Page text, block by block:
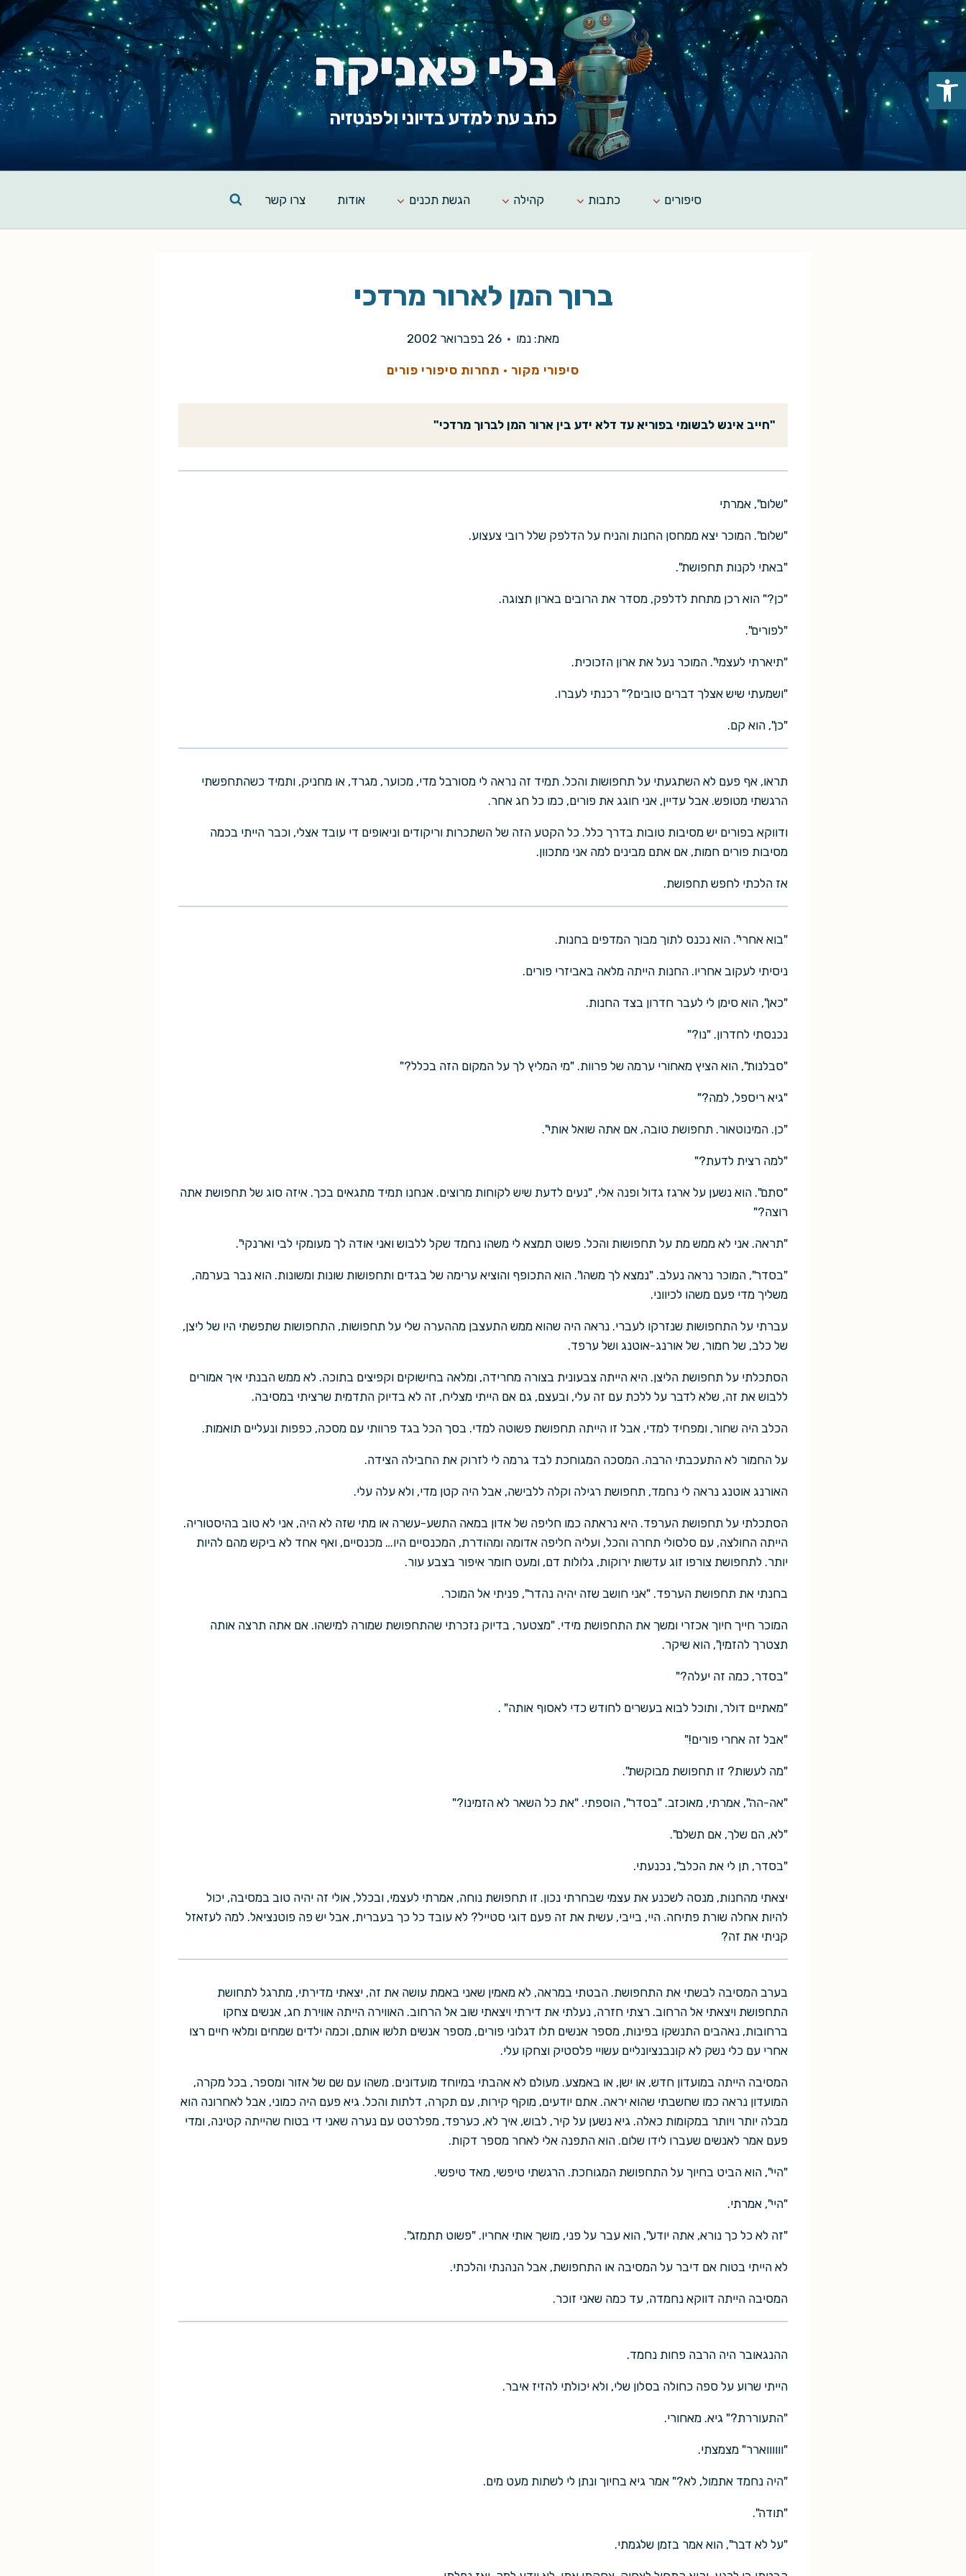
Skip
content
בלי פאניקה
כתב עת למדע בדיוני ולפנטזיה
סיפורים כתבות קהילה הגשת תכנים אודות צרו קשר
ברוך המן לארור מרדכי
מאת: נמו 26 בפברואר 2002
סיפורי מקור · תחרות סיפורי פורים
"חייב אינש לבשומי בפוריא עד דלא ידע בין ארור המן לברוך מרדכי"
"שלום", אמרתי
"שלום". המוכר יצא ממחסן החנות והניח על הדלפק שלל רובי צעצוע.
"באתי לקנות תחפושת".
"כן?" הוא רכן מתחת לדלפק, מסדר את הרובים בארון תצוגה.
"לפורים".
"תיארתי לעצמי". המוכר נעל את ארון הזכוכית.
"ושמעתי שיש אצלך דברים טובים?" רכנתי לעברו.
"כן", הוא קם.
תראו, אף פעם לא השתגעתי על תחפושות והכל. תמיד זה נראה לי מסורבל מדי, מכוער, מגרד, או מחניק, ותמיד כשהתחפשתי
הרגשתי מטופש. אבל עדיין, אני חוגג את פורים, כמו כל חג אחר.
ודווקא בפורים יש מסיבות טובות בדרך כלל. כל הקטע הזה של השתכרות וריקודים וניאופים די עובד אצלי, וכבר הייתי בכמה
מסיבות פורים חמות, אם אתם מבינים למה אני מתכוון.
אז הלכתי לחפש תחפושת.
"בוא אחרי". הוא נכנס לתוך מבוך המדפים בחנות.
ניסיתי לעקוב אחריו. החנות הייתה מלאה באביזרי פורים.
"כאן", הוא סימן לי לעבר חדרון בצד החנות.
נכנסתי לחדרון. "נו?"
"סבלנות", הוא הציץ מאחורי ערמה של פרוות. "מי המליץ לך על המקום הזה בכלל?"
"גיא ריספל, למה?"
"כן. המינוטאור. תחפושת טובה, אם אתה שואל אותי".
"למה רצית לדעת?"
"סתם". הוא נשען על ארגז גדול ופנה אלי, "נעים לדעת שיש לקוחות מרוצים. אנחנו תמיד מתגאים בכך. איזה סוג של תחפושת אתה
רוצה?"
"תראה. אני לא ממש מת על תחפושות והכל. פשוט תמצא לי משהו נחמד שקל ללבוש ואני אודה לך מעומקי לבי וארנקי".
"בסדר", המוכר נראה נעלב. "נמצא לך משהו". הוא התכופף והוציא ערימה של בגדים ותחפושות שונות ומשונות. הוא נבר בערמה,
משליך מדי פעם משהו לכיווני.
עברתי על התחפושות שנזרקו לעברי. נראה היה שהוא ממש התעצבן מההערה שלי על תחפושות, התחפושות שתפשתי היו של ליצן,
של כלב, של חמור, של אורנג-אוטנג ושל ערפד.
הסתכלתי על תחפושת הליצן. היא הייתה צבעונית בצורה מחרידה, ומלאה בחישוקים וקפיצים בתוכה. לא ממש הבנתי איך אמורים
ללבוש את זה, שלא לדבר על ללכת עם זה עלי, ובעצם, גם אם הייתי מצליח, זה לא בדיוק התדמית שרציתי במסיבה.
הכלב היה שחור, ומפחיד למדי, אבל זו הייתה תחפושת פשוטה למדי. בסך הכל בגד פרוותי עם מסכה, כפפות ונעליים תואמות.
על החמור לא התעכבתי הרבה. המסכה המגוחכת לבד גרמה לי לזרוק את החבילה הצידה.
האורנג אוטנג נראה לי נחמד, תחפושת רגילה וקלה ללבישה, אבל היה קטן מדי, ולא עלה עלי.
הסתכלתי על תחפושת הערפד. היא נראתה כמו חליפה של אדון במאה התשע-עשרה או מתי שזה לא היה, אני לא טוב בהיסטוריה.
הייתה החולצה, עם סלסולי תחרה והכל, ועליה חליפה אדומה ומהודרת, המכנסיים היו… מכנסיים, ואף אחד לא ביקש מהם להיות
יותר. לתחפושת צורפו זוג עדשות ירוקות, גלולות דם, ומעט חומר איפור בצבע עור.
בחנתי את תחפושת הערפד. "אני חושב שזה יהיה נהדר", פניתי אל המוכר.
המוכר חייך חיוך אכזרי ומשך את התחפושת מידי. "מצטער, בדיוק נזכרתי שהתחפושת שמורה למישהו. אם אתה תרצה אותה
תצטרך להזמין", הוא שיקר.
"בסדר, כמה זה יעלה?"
"מאתיים דולר, ותוכל לבוא בעשרים לחודש כדי לאסוף אותה" .
"אבל זה אחרי פורים!"
"מה לעשות? זו תחפושת מבוקשת".
"אה-הה", אמרתי, מאוכזב. "בסדר", הוספתי. "את כל השאר לא הזמינו?"
"לא, הם שלך, אם תשלם".
"בסדר, תן לי את הכלב", נכנעתי.
יצאתי מהחנות, מנסה לשכנע את עצמי שבחרתי נכון. זו תחפושת נוחה, אמרתי לעצמי, ובכלל, אולי זה יהיה טוב במסיבה, יכול
להיות אחלה שורת פתיחה. היי, בייבי, עשית את זה פעם דוגי סטייל? לא עובד כל כך בעברית, אבל יש פה פוטנציאל. למה לעזאזל
קניתי את זה?
בערב המסיבה לבשתי את התחפושת. הבטתי במראה, לא מאמין שאני באמת עושה את זה, יצאתי מדירתי, מתרגל לתחושת
התחפושת ויצאתי אל הרחוב. רצתי חזרה, נעלתי את דירתי ויצאתי שוב אל הרחוב. האווירה הייתה אווירת חג, אנשים צחקו
ברחובות, נאהבים התנשקו בפינות, מספר אנשים תלו דגלוני פורים, מספר אנשים תלשו אותם, וכמה ילדים שמחים ומלאי חיים רצו
אחרי עם כלי נשק לא קונבנציונליים עשויי פלסטיק וצחקו עלי.
המסיבה הייתה במועדון חדש, או ישן, או באמצע. מעולם לא אהבתי במיוחד מועדונים. משהו עם שם של אזור ומספר, בכל מקרה,
המועדון נראה כמו שחשבתי שהוא יראה. אתם יודעים, מוקף קירות, עם תקרה, דלתות והכל. גיא פעם היה כמוני, אבל לאחרונה הוא
מבלה יותר ויותר במקומות כאלה. גיא נשען על קיר, לבוש, איך לא, כערפד, מפלרטט עם נערה שאני די בטוח שהייתה קטינה, ומדי
פעם אמר לאנשים שעברו לידו שלום. הוא התפנה אלי לאחר מספר דקות.
"היי", הוא הביט בחיוך על התחפושת המגוחכת. הרגשתי טיפשי, מאד טיפשי.
"היי", אמרתי.
"זה לא כל כך נורא, אתה יודע", הוא עבר על פני, מושך אותי אחריו. "פשוט תתמזג".
לא הייתי בטוח אם דיבר על המסיבה או התחפושת, אבל הנהנתי והלכתי.
המסיבה הייתה דווקא נחמדה, עד כמה שאני זוכר.
ההנגאובר היה הרבה פחות נחמד.
הייתי שרוע על ספה כחולה בסלון שלי, ולא יכולתי להזיז איבר.
"התעוררת?" גיא. מאחורי.
"ווווווארר" מצמצתי.
"היה נחמד אתמול, לא?" אמר גיא בחיוך ונתן לי לשתות מעט מים.
"תודה".
"על לא דבר", הוא אמר בזמן שלגמתי.
פתח סרגל נגישות